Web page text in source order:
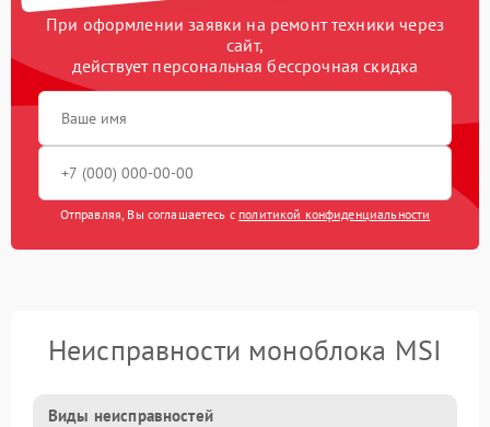
При оформлении заявки на ремонт техники через
сайт,
действует персональная бессрочная скидка
Отправляя, Вы соглашаетесь с политикой конфиденциальности
Неисправности моноблока MSI
Виды неисправностей